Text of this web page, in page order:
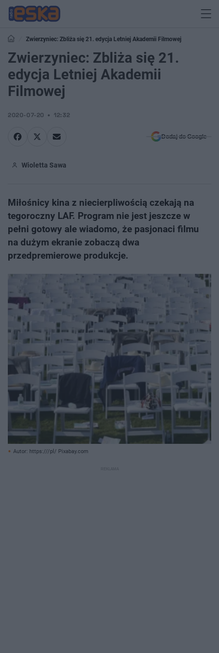
Zwierzyniec: Zbliża się 21. edycja Letniej Akademii Filmowej
Zwierzyniec: Zbliża się 21.
edycja Letniej Akademii
Filmowej
2020-07-20 12:32
Dodaj do Google
Wioletta Sawa
Miłośnicy kina z niecierpliwością czekają na
tegoroczny LAF. Program nie jest jeszcze w
pełni gotowy ale wiadomo, że pasjonaci filmu
na dużym ekranie zobaczą dwa
przedpremierowe produkcje.
Autor: https:///pl/ Pixabay.com